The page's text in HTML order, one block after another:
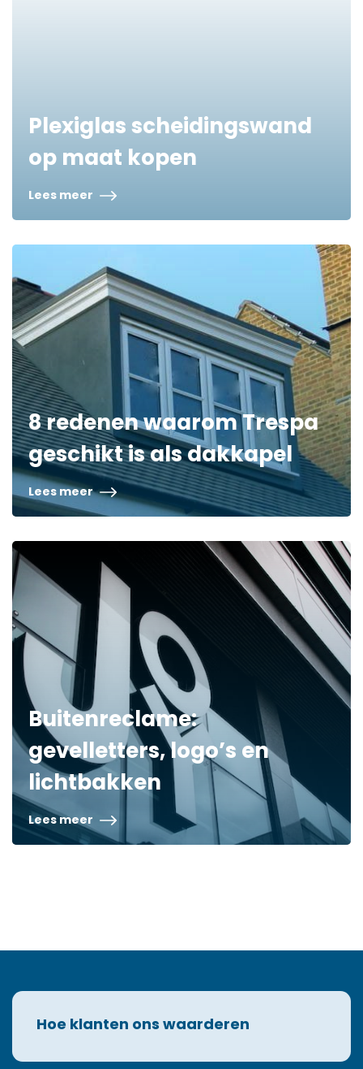
Plexiglas scheidingswand
op maat kopen
Lees meer
8 redenen waarom Trespa
geschikt is als dakkapel
Lees meer
Buitenreclame:
gevelletters, logo’s en
lichtbakken
Lees meer
Hoe klanten ons waarderen